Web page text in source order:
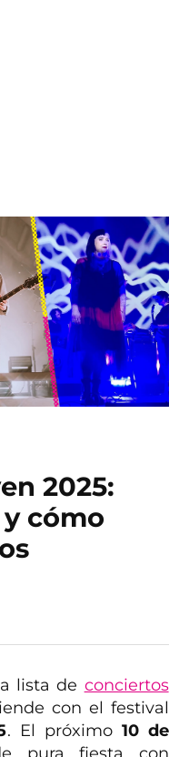
2025:
cómo
lista de conciertos
con el festival
. El próximo 10 de
pura fiesta con